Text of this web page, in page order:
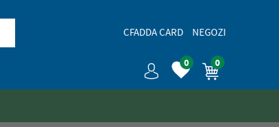
CFADDA CARD NEGOZI
0 0